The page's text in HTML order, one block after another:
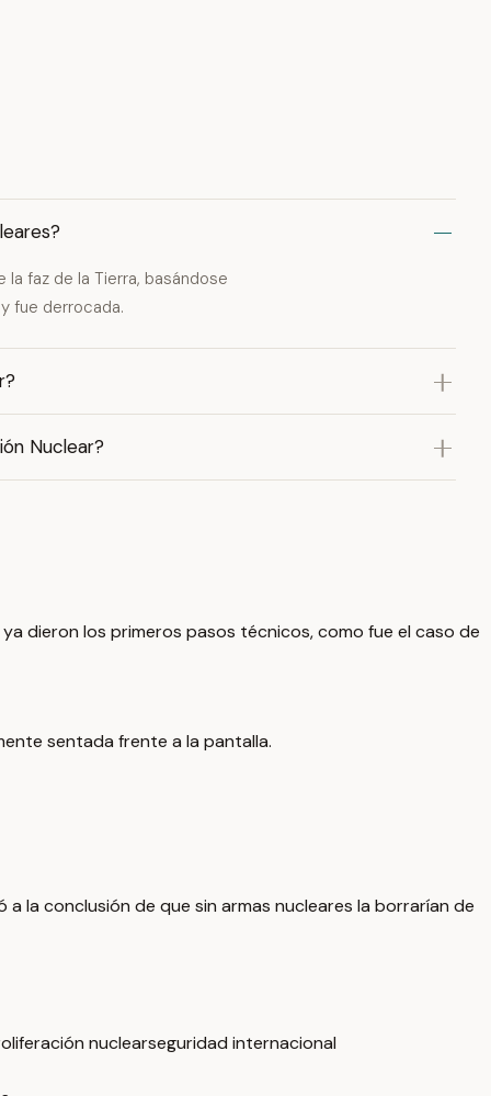
faz de la Tierra, basándose
fue derrocada.
Nuclear?
dieron los primeros pasos técnicos, como fue el caso de
sentada frente a la pantalla.
la conclusión de que sin armas nucleares la borrarían de
nuclearseguridad internacional